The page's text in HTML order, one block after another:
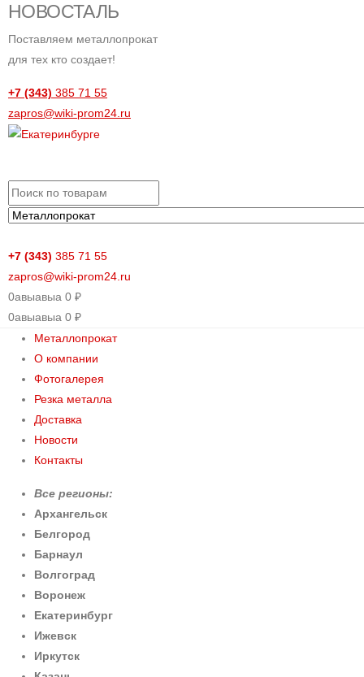
НОВОСТАЛЬ
Поставляем металлопрокат
для тех кто создает!
+7 (343) 385 71 55
zapros@wiki-prom24.ru
+7 (343) 385 71 55
zapros@wiki-prom24.ru
0авыавыа 0 ₽
0авыавыа 0 ₽
Металлопрокат
О компании
Фотогалерея
Резка металла
Доставка
Новости
Контакты
Все регионы:
Архангельск
Белгород
Барнаул
Волгоград
Воронеж
Екатеринбург
Ижевск
Иркутск